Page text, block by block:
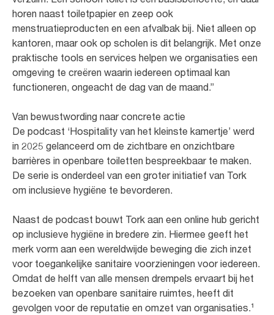
horen naast toiletpapier en zeep ook
menstruatieproducten en een afvalbak bij. Niet alleen op
kantoren, maar ook op scholen is dit belangrijk. Met onze
praktische tools en services helpen we organisaties een
omgeving te creëren waarin iedereen optimaal kan
functioneren, ongeacht de dag van de maand.”
Van bewustwording naar concrete actie
De podcast ‘Hospitality van het kleinste kamertje’ werd
in 2025 gelanceerd om de zichtbare en onzichtbare
barrières in openbare toiletten bespreekbaar te maken.
De serie is onderdeel van een groter initiatief van Tork
om inclusieve hygiëne te bevorderen.
Naast de podcast bouwt Tork aan een online hub gericht
op inclusieve hygiëne in bredere zin. Hiermee geeft het
merk vorm aan een wereldwijde beweging die zich inzet
voor toegankelijke sanitaire voorzieningen voor iedereen.
Omdat de helft van alle mensen drempels ervaart bij het
bezoeken van openbare sanitaire ruimtes, heeft dit
gevolgen voor de reputatie en omzet van organisaties.¹